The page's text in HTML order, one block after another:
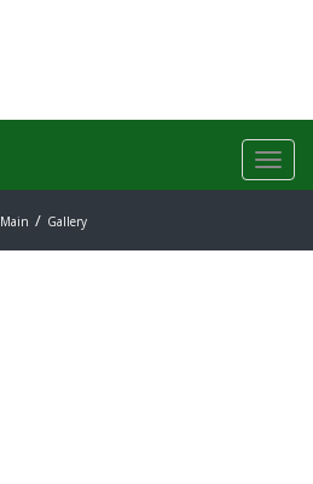
Main Gallery